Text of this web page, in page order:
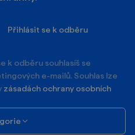
Přihlásit se k odběru
k odběru souhlasíš se
e-mailů. Souhlas lze
zásadách ochrany osobních